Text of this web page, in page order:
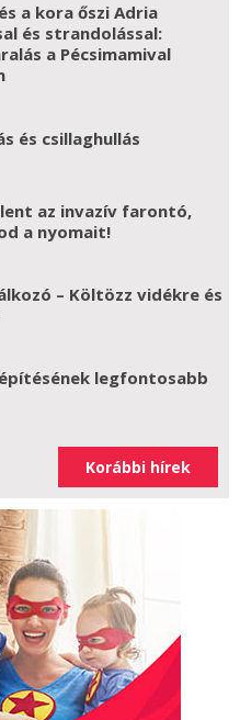
a kora őszi Adria
és strandolással:
a Pécsimamival
és csillaghullás
az invazív farontó,
a nyomait!
– Költözz vidékre és
legfontosabb
Korábbi hírek